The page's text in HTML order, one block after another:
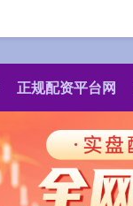
正规配资平台网